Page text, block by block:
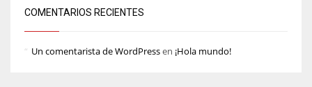
COMENTARIOS RECIENTES
Un comentarista de WordPressen ¡Hola mundo!